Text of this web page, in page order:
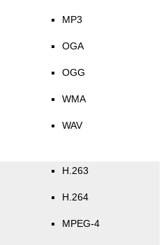
MP3
OGA
OGG
WMA
WAV
H.263
H.264
MPEG-4